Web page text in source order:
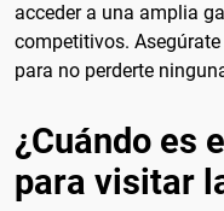
acceder a una amplia
competitivos.
para no perderte
¿Cuándo es
para visitar